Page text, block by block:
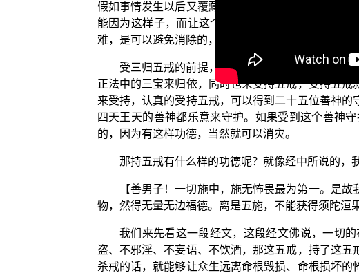
假如事情发生以后又覆藏、妄语，就有可能造成家
能因为这样子，而让这个无辜者丧失生命，那这样
难，是可以避免消除的，它的方法就是说受三归五戒。
受三归五戒的前提，就是要信受敬重真实的佛
正法中的三宝来归依，同时也来受持五戒，受持五
来受持，认真的受持五戒，可以得到二十五位善神
四天王天的善神都乐意来守护。如果受到这个善神
的，因为有这样功德，当然就可以消灾。
那持五戒有什么样的功德呢？就像经中所说的，
【善男子！一切施中，施无怖畏最为第一。是
物，然得无量无边福德。离是五施，不能获得须陀洹
我们来先看这一段经文，这段经文佛说，一切
盗、不邪淫、不妄语、不饮酒，那这五戒，持了这
杀戒的话，就能够让众生远离命根毁损、命根损坏